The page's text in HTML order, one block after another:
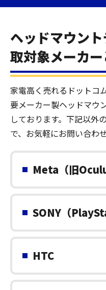
ヘッドマウン
取対象メーカ
家電高く売れるドットコ
要メーカー製ヘッドマウ
しております。下記以外
で、お気軽にお問い合わ
Meta（旧
SONY（
HTC